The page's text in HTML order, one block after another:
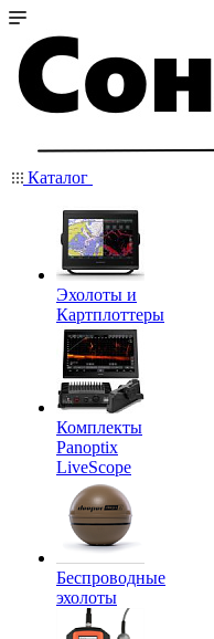
Каталог
Эхолоты и
Картплоттеры
Комплекты
Panoptix
LiveScope
Беспроводные
эхолоты